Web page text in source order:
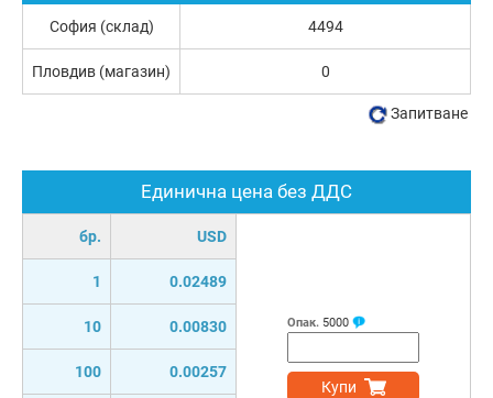
Единична цена без ДДС
бр. USD
1 0.02489
10 0.00830
100 0.00257
Опак. 5000
Купи
София (склад) 4494
Пловдив (магазин) 0
Запитване